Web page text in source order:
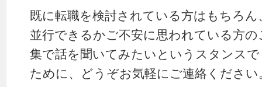
既に転職を検討されている方はもちろ
並行できるかご不安に思われている方
集で話を聞いてみたいというスタンス
ために、どうぞお気軽にご連絡ください